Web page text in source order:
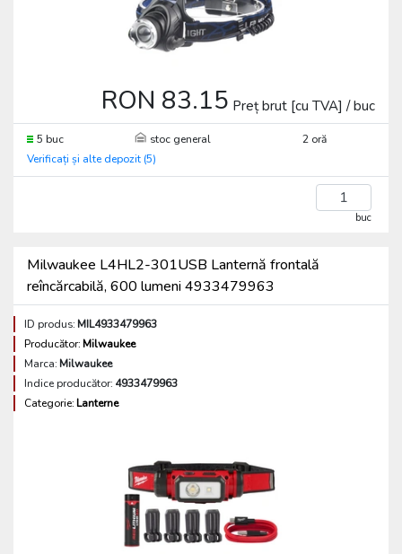
RON 83.15 Preț brut [cu TVA] / buc
5 buc stoc general
2 oră
Verificați și alte depozit (5)
buc
Milwaukee L4HL2-301USB Lanternă frontală
reîncărcabilă, 600 lumeni 4933479963
ID produs:MIL4933479963
Producător:Milwaukee
Marca:Milwaukee
Indice producător: 4933479963
Categorie:Lanterne